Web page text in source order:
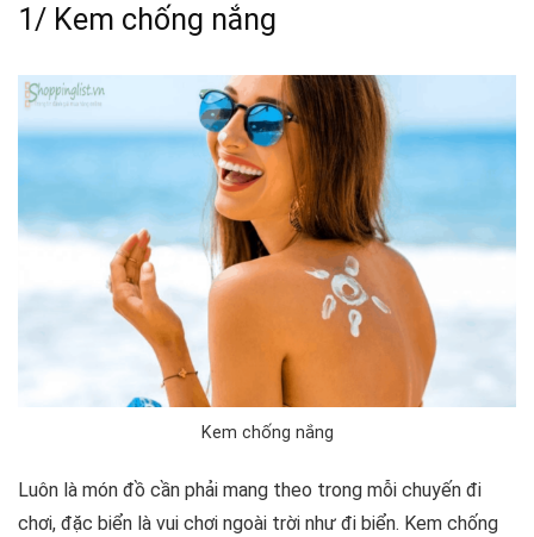
1/ Kem chống nắng
Kem chống nắng
Luôn là món đồ cần phải mang theo trong mỗi chuyến đi
chơi, đặc biển là vui chơi ngoài trời như đi biển. Kem chống